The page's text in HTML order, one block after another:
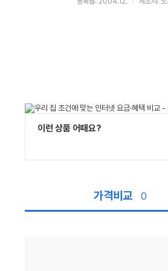
이런 상품 어때요?
가격비교 0